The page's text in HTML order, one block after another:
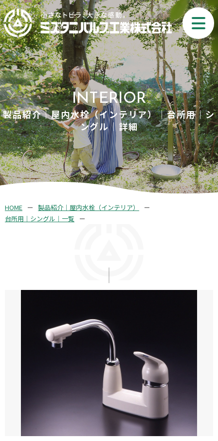
INTERIOR
製品紹介｜屋内水栓（インテリア）｜台所用｜シ
ングル｜詳細
HOME
製品紹介｜屋内水栓（インテリア）
台所用｜シングル｜一覧